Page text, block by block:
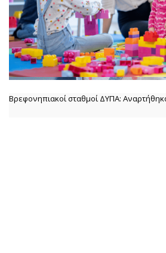
Βρεφονηπιακοί σταθμοί ΔΥΠΑ: